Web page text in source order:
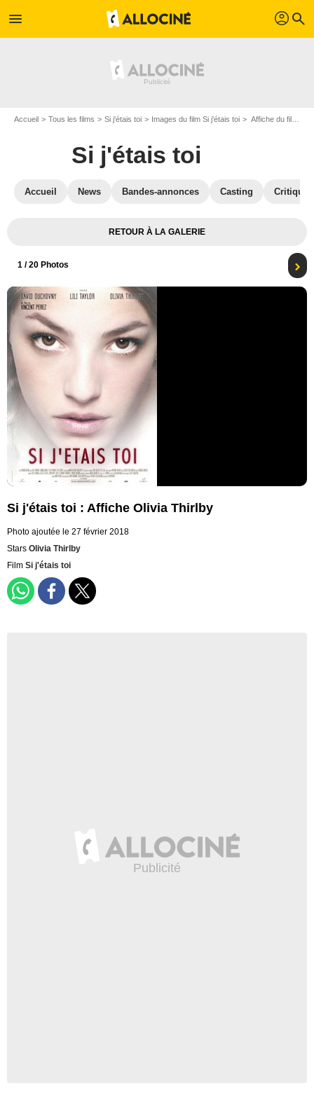
menu profil search
Accueil Tous les films Si j'étais toi Images du film Si j'étais toi Affiche du film Si j'étais toi - Photo 1
Si j'étais toi
Accueil News Bandes-annonces Casting
RETOUR À LA GALERIE
1 / 20 Photos
Si j'étais toi : Affiche Olivia Thirlby
Photo ajoutée le 27 février 2018
Stars Olivia Thirlby
Film Si j'étais toi